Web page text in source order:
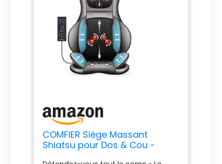
COMFIER Siège Massant
Shiatsu pour Dos & Cou -